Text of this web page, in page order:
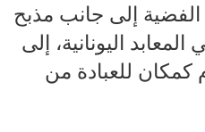
إلى جانب مذبح
اليونانية، إلى
كمكان للعبادة من